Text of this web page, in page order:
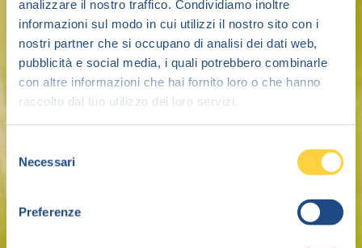
analizzare il nostro traffico. Condividiamo inoltre
informazioni sul modo in cui utilizzi il nostro sito con i
nostri partner che si occupano di analisi dei dati web,
pubblicità e social media, i quali potrebbero combinarle
con altre informazioni che hai fornito loro o che hanno
raccolto dal tuo utilizzo dei loro servizi.
delNecessari
Preferenze